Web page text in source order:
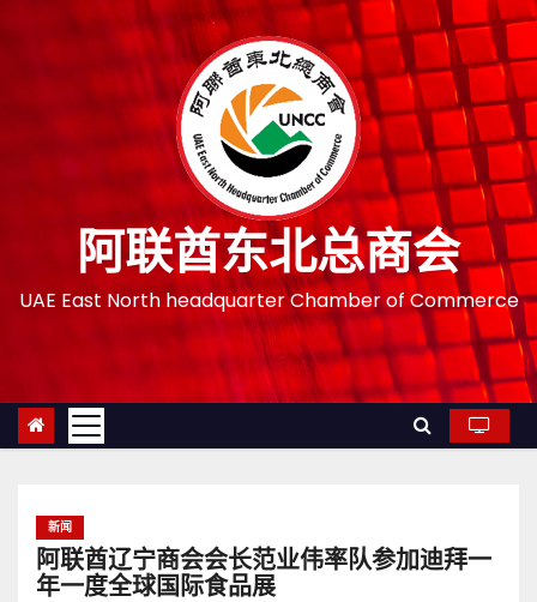
阿联酋东北总商会
UAE East North headquarter Chamber of Commerce
新闻
阿联酋辽宁商会会长范业伟率队参加迪拜一
年一度全球国际食品展